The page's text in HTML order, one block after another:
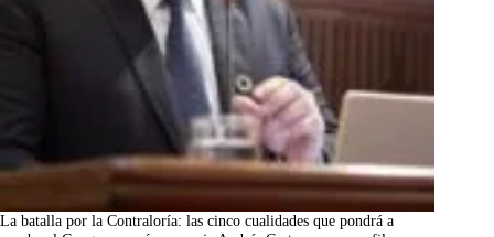
La batalla por la Contraloría: las cinco cualidades que pondrá a